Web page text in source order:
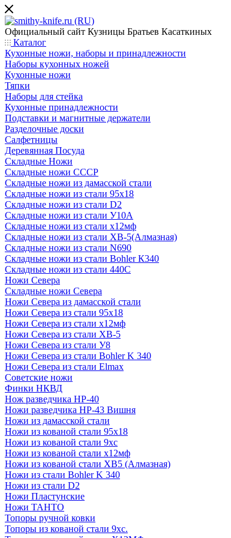
Официальный сайт Кузницы Братьев Касаткиных
Каталог
Кухонные ножи, наборы и принадлежности
Наборы кухонных ножей
Кухонные ножи
Тяпки
Наборы для стейка
Кухонные принадлежности
Подставки и магнитные держатели
Разделочные доски
Салфетницы
Деревянная Посуда
Складные Ножи
Cкладные ножи СССР
Складные ножи из дамасской стали
Складные ножи из стали 95х18
Складные ножи из стали D2
Складные ножи из стали У10А
Складные ножи из стали х12мф
Складные ножи из стали ХВ-5(Алмазная)
Складные ножи из стали N690
Складные ножи из стали Bohler К340
Складные ножи из стали 440С
Ножи Севера
Складные ножи Севера
Ножи Севера из дамасской стали
Ножи Севера из стали 95х18
Ножи Севера из стали х12мф
Ножи Севера из стали ХВ-5
Ножи Севера из стали У8
Ножи Севера из стали Bohler K 340
Ножи Севера из стали Elmax
Советские ножи
Финки НКВД
Нож разведчика НР-40
Ножи разведчика НР-43 Вишня
Ножи из дамасской стали
Ножи из кованой стали 95х18
Ножи из кованой стали 9хс
Ножи из кованой стали х12мф
Ножи из кованой стали ХВ5 (Алмазная)
Ножи из стали Bohler K 340
Ножи из стали D2
Ножи Пластунские
Ножи ТАНТО
Топоры ручной ковки
Топоры из кованой стали 9хс.